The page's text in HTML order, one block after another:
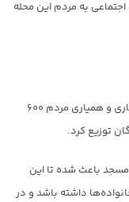
به مردم این محله
حجت‌الاسلام خوانساری در ایام سیل پلدختر با همکاری و همیاری مردم ۶۰۰
تحت پوشش مسجد باعث شده تا این
داشته باشد و در